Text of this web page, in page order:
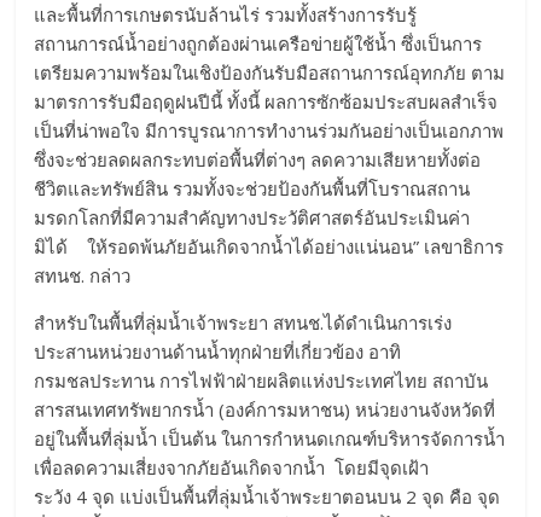
และพื้นที่การเกษตรนับล้านไร่ รวมทั้งสร้างการรับรู้
สถานการณ์น้ำอย่างถูกต้องผ่านเครือข่ายผู้ใช้น้ำ ซึ่งเป็นการ
เตรียมความพร้อมในเชิงป้องกันรับมือสถานการณ์อุทกภัย ตาม
มาตรการรับมือฤดูฝนปีนี้ ทั้งนี้ ผลการซักซ้อมประสบผลสำเร็จ
เป็นที่น่าพอใจ มีการบูรณาการทำงานร่วมกันอย่างเป็นเอกภาพ
ซึ่งจะช่วยลดผลกระทบต่อพื้นที่ต่างๆ ลดความเสียหายทั้งต่อ
ชีวิตและทรัพย์สิน รวมทั้งจะช่วยป้องกันพื้นที่โบราณสถาน
มรดกโลกที่มีความสำคัญทางประวัติศาสตร์อันประเมินค่า
มิได้ ให้รอดพ้นภัยอันเกิดจากน้ำได้อย่างแน่นอน” เลขาธิการ
สทนช. กล่าว
สำหรับในพื้นที่ลุ่มน้ำเจ้าพระยา สทนช.ได้ดำเนินการเร่ง
ประสานหน่วยงานด้านน้ำทุกฝ่ายที่เกี่ยวข้อง อาทิ
กรมชลประทาน การไฟฟ้าฝ่ายผลิตแห่งประเทศไทย สถาบัน
สารสนเทศทรัพยากรน้ำ (องค์การมหาชน) หน่วยงานจังหวัดที่
อยู่ในพื้นที่ลุ่มน้ำ เป็นต้น ในการกำหนดเกณฑ์บริหารจัดการน้ำ
เพื่อลดความเสี่ยงจากภัยอันเกิดจากน้ำ โดยมีจุดเฝ้า
ระวัง 4 จุด แบ่งเป็นพื้นที่ลุ่มน้ำเจ้าพระยาตอนบน 2 จุด คือ จุด